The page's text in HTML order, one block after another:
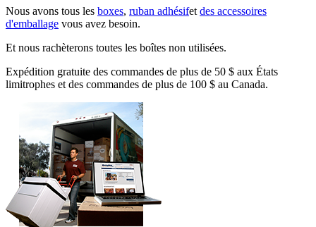
Nous avons tous les boxes, ruban adhésifet des accessoires
d'emballage vous avez besoin.
Et nous rachèterons toutes les boîtes non utilisées.
Expédition gratuite des commandes de plus de 50 $ aux États
limitrophes et des commandes de plus de 100 $ au Canada.